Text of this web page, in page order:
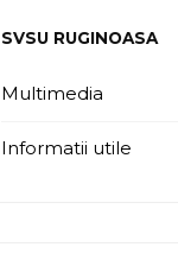
SVSU RUGINOASA
Multimedia
Informatii utile